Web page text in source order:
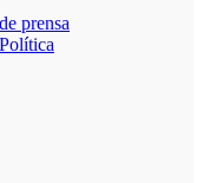
prensa